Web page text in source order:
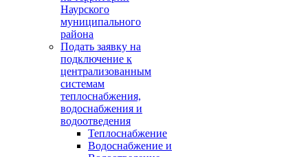
Наурского
муниципального
района
Подать заявку на
подключение к
централизованным
системам
теплоснабжения,
водоснабжения и
водоотведения
Теплоснабжение
Водоснабжение и